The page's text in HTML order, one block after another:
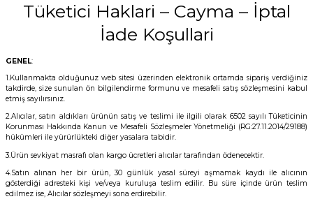
Tüketici Haklari – Cayma – İptal
İade Koşullari
GENEL:
1.Kullanmakta olduğunuz web sitesi üzerinden elektronik ortamda sipariş verdiğiniz
takdirde, size sunulan ön bilgilendirme formunu ve mesafeli satış sözleşmesini kabul
etmiş sayılırsınız.
2.Alıcılar, satın aldıkları ürünün satış ve teslimi ile ilgili olarak 6502 sayılı Tüketicinin
Korunması Hakkında Kanun ve Mesafeli Sözleşmeler Yönetmeliği (RG:27.11.2014/29188)
hükümleri ile yürürlükteki diğer yasalara tabidir.
3.Ürün sevkiyat masrafı olan kargo ücretleri alıcılar tarafından ödenecektir.
4.Satın alınan her bir ürün, 30 günlük yasal süreyi aşmamak kaydı ile alıcının
gösterdiği adresteki kişi ve/veya kuruluşa teslim edilir. Bu süre içinde ürün teslim
edilmez ise, Alıcılar sözleşmeyi sona erdirebilir.